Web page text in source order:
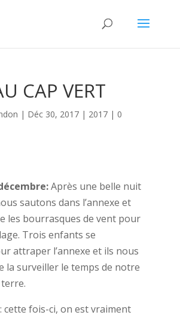
CAP VERT
| Déc 30, 2017| 2017| 0
Après une belle nuit
sautons dans l’annexe et
les bourrasques de vent pour
Trois enfants se
attraper l’annexe et ils nous
la surveiller le temps de notre
cette fois-ci, on est vraiment